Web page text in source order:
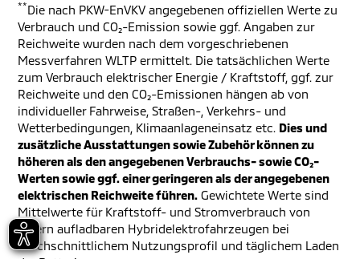
**Die nach PKW-EnVKV angegebenen offiziellen Werte zu
Verbrauch und CO₂-Emission sowie ggf. Angaben zur
Reichweite wurden nach dem vorgeschriebenen
Messverfahren WLTP ermittelt. Die tatsächlichen Werte
zum Verbrauch elektrischer Energie / Kraftstoff, ggf. zur
Reichweite und den CO₂-Emissionen hängen ab von
individueller Fahrweise, Straßen-, Verkehrs- und
Wetterbedingungen, Klimaanlageneinsatz etc. Dies und
zusätzliche Ausstattungen sowie Zubehör können zu
höheren als den angegebenen Verbrauchs- sowie CO₂-
Werten sowie ggf. einer geringeren als der angegebenen
elektrischen Reichweite führen. Gewichtete Werte sind
Mittelwerte für Kraftstoff- und Stromverbrauch von
extern aufladbaren Hybridelektrofahrzeugen bei
durchschnittlichem Nutzungsprofil und täglichem Laden